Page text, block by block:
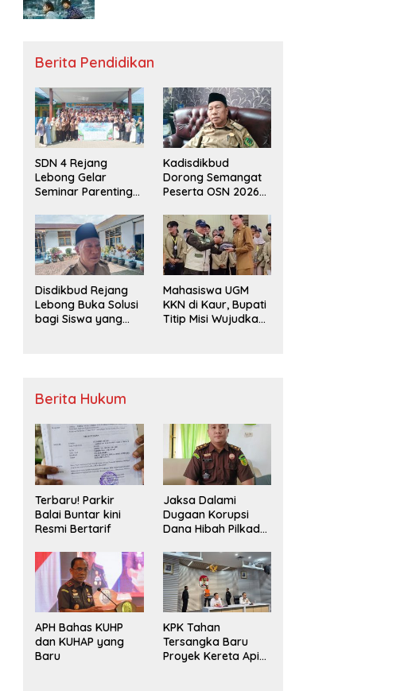
Berita Pendidikan
SDN 4 Rejang
Lebong Gelar
Seminar Parenting
Bullying,
Kadisdikbud: Patut
Jadi Contoh
Kadisdikbud
Dorong Semangat
Peserta OSN 2026
Disdikbud Rejang
Lebong Buka Solusi
bagi Siswa yang
Mahasiswa UGM
KKN di Kaur, Bupati
Titip Misi Wujudkan
Berita Hukum
Terbaru! Parkir
Balai Buntar kini
Resmi Bertarif
Jaksa Dalami
Dugaan Korupsi
Dana Hibah Pilkada
Kaur
APH Bahas KUHP
dan KUHAP yang
Baru
KPK Tahan
Tersangka Baru
Proyek Kereta Api